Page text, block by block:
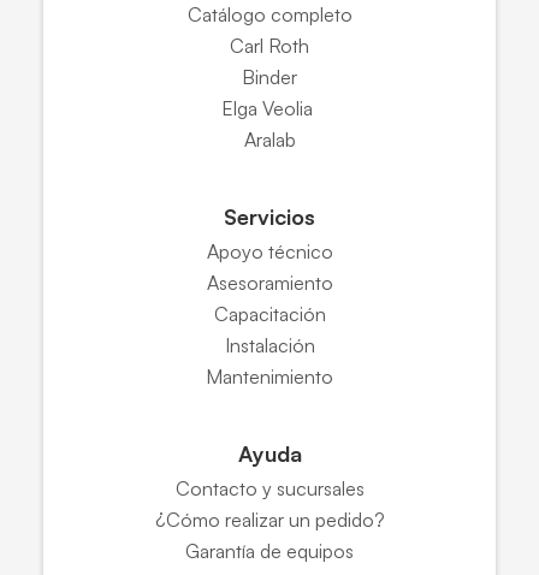
Catálogo completo
Carl Roth
Binder
Elga Veolia
Aralab
Servicios
Apoyo técnico
Asesoramiento
Capacitación
Instalación
Mantenimiento
Ayuda
Contacto y sucursales
¿Cómo realizar un pedido?
Garantía de equipos